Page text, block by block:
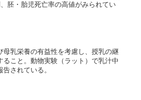
胚・胎児死亡率の高値がみられてい
母乳栄養の有益性を考慮し、授乳の継
ること。動物実験（ラット）で乳汁中
告されている 。